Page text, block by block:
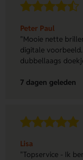
Peter Paul
"Mooie nette
digitale
dubbellaags
7 dagen geleden
Lisa
"Topservice - Ik